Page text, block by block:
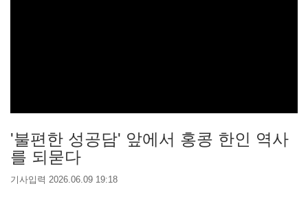
'불편한 성공담' 앞에서 홍콩 한인 역사
를 되묻다
기사입력 2026.06.09 19:18